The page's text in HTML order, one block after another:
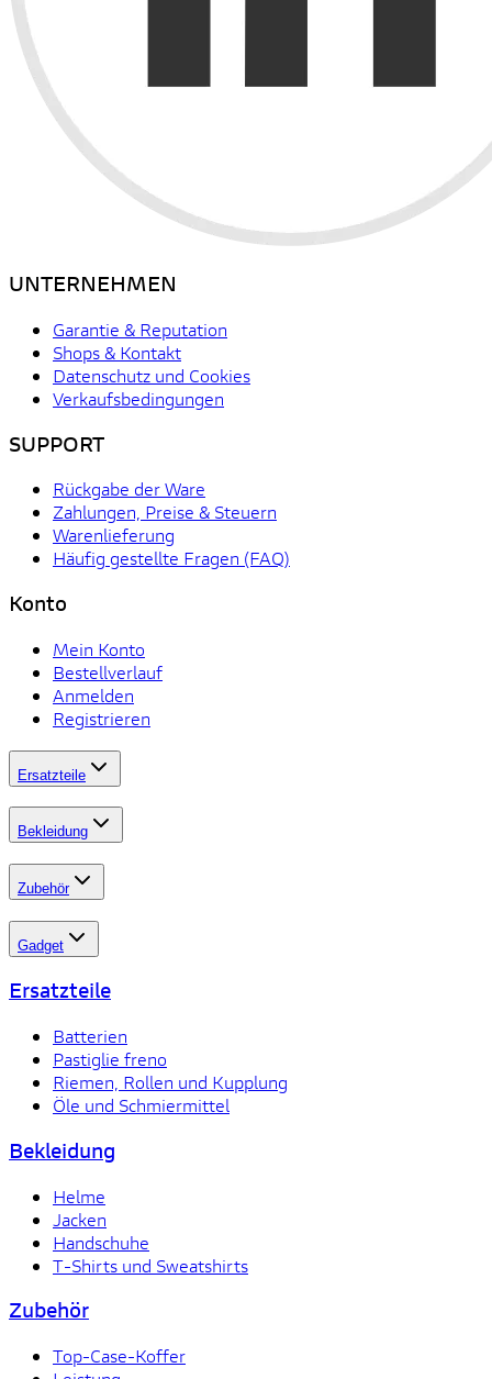
UNTERNEHMEN
Garantie & Reputation
Shops & Kontakt
Datenschutz und Cookies
Verkaufsbedingungen
SUPPORT
Rückgabe der Ware
Zahlungen, Preise & Steuern
Warenlieferung
Häufig gestellte Fragen (FAQ)
Konto
Mein Konto
Bestellverlauf
Anmelden
Registrieren
Ersatzteile
Bekleidung
Zubehör
Gadget
Ersatzteile
Batterien
Pastiglie freno
Riemen, Rollen und Kupplung
Öle und Schmiermittel
Bekleidung
Helme
Jacken
Handschuhe
T-Shirts und Sweatshirts
Zubehör
Top-Case-Koffer